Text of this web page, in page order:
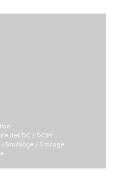
des DC / DCIM
|Stockage / Storage